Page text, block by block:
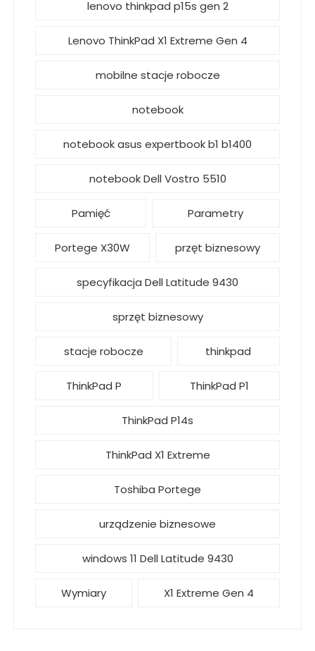
lenovo thinkpad p15s gen 2
Lenovo ThinkPad X1 Extreme Gen 4
mobilne stacje robocze
notebook
notebook asus expertbook b1 b1400
notebook Dell Vostro 5510
Pamięć Parametry
Portege X30W przęt biznesowy
specyfikacja Dell Latitude 9430
sprzęt biznesowy
stacje robocze thinkpad
ThinkPad P ThinkPad P1
ThinkPad P14s
ThinkPad X1 Extreme
Toshiba Portege
urządzenie biznesowe
windows 11 Dell Latitude 9430
Wymiary X1 Extreme Gen 4